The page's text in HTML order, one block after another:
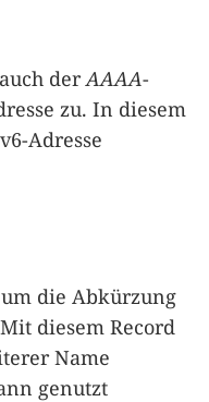
derAAAA-
zu. In diesem
Adresse
die Abkürzung
diesem Record
Name
genutzt